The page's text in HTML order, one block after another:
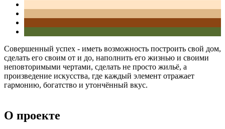
Совершенный успех - иметь возможность построить свой дом,
сделать его своим от и до, наполнить его жизнью и своими
неповторимыми чертами, сделать не просто жильё, а
произведение искусства, где каждый элемент отражает
гармонию, богатство и утончённый вкус.
О проекте